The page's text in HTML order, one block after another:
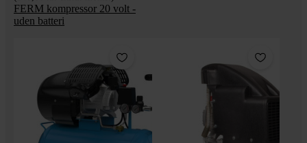
FERM kompressor 20 volt -
uden batteri